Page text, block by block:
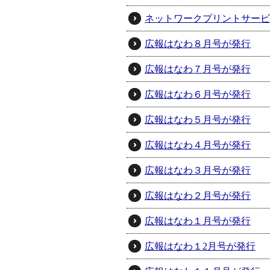
ネットワークプリントサー
広報はなわ８月号が発行
広報はなわ７月号が発行
広報はなわ６月号が発行
広報はなわ５月号が発行
広報はなわ４月号が発行
広報はなわ３月号が発行
広報はなわ２月号が発行
広報はなわ１月号が発行
広報はなわ１2月号が発行